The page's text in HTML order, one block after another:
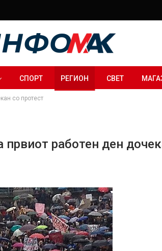
СПОРТ РЕГИОН СВЕТ
со протест
работен ден